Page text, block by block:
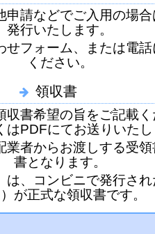
申請などでご入用の場
発行いたします。
せフォーム、または電
ください。
領収書
収書希望の旨をご記載
はPDFにてお送りいた
者からお渡しする受
書となります。
、コンビニで発行さ
が正式な領収書です。